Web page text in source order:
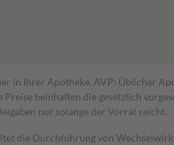
in Ihrer Apotheke. AVP: Üblicher
beinhalten die gesetzlich
nur solange der Vorrat reicht.
die Durchführung von